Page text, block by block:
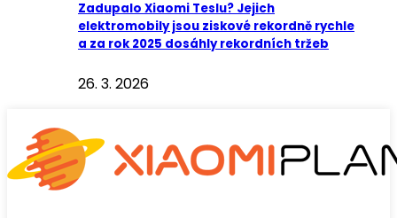
Zadupalo Xiaomi Teslu? Jejich
elektromobily jsou ziskové rekordně rychle
a za rok 2025 dosáhly rekordních tržeb
26. 3. 2026